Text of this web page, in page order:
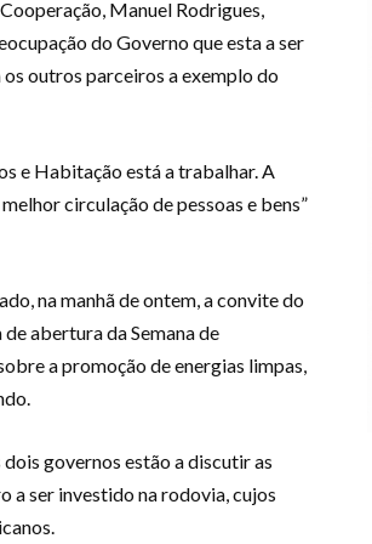
Manuel Rodrigues,
do Governo que esta a ser
outros parceiros a exemplo do
e Habitação está a trabalhar. A
circulação de pessoas e bens”
na manhã de ontem, a convite do
abertura da Semana de
a promoção de energias limpas,
dois governos estão a discutir as
a ser investido na rodovia, cujos